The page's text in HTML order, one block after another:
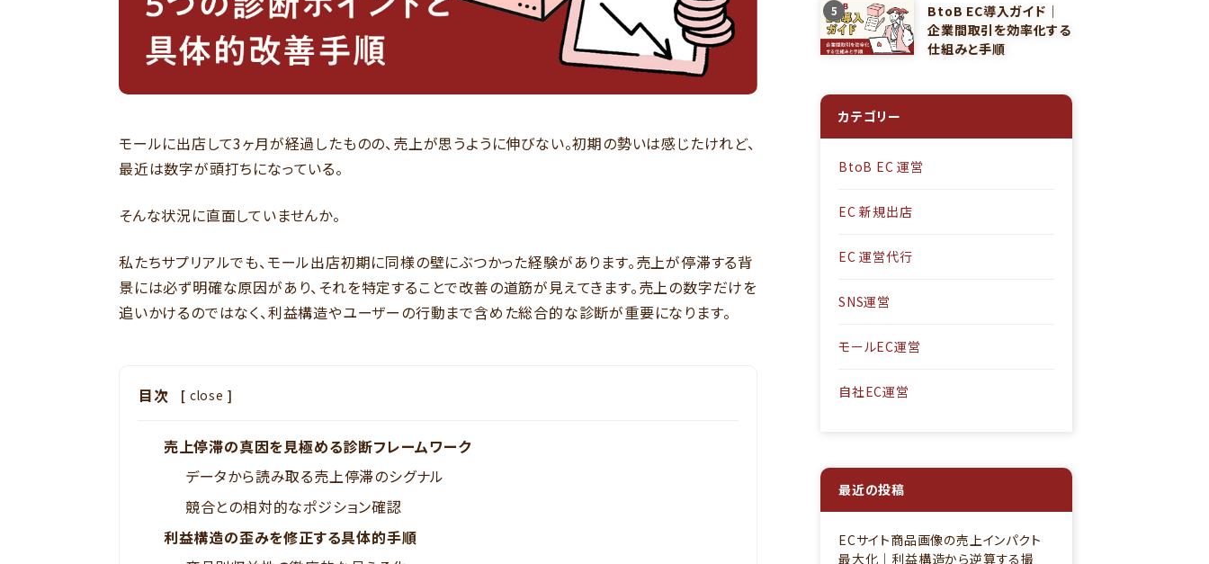
モールに出店して3ヶ月が経過したものの、売上が思うように伸びない。初期の勢いは感じたけれど、
最近は数字が頭打ちになっている。
そんな状況に直面していませんか。
私たちサプリアルでも、モール出店初期に同様の壁にぶつかった経験があります。売上が停滞する背
景には必ず明確な原因があり、それを特定することで改善の道筋が見えてきます。売上の数字だけを
追いかけるのではなく、利益構造やユーザーの行動まで含めた総合的な診断が重要になります。
目次 [ close ]
売上停滞の真因を見極める診断フレームワーク
データから読み取る売上停滞のシグナル
競合との相対的なポジション確認
利益構造の歪みを修正する具体的手順
5
BtoB EC導入ガイド｜
企業間取引を効率化する
仕組みと手順
カテゴリー
BtoB EC 運営
EC 新規出店
EC 運営代行
SNS運営
モールEC運営
自社EC運営
最近の投稿
ECサイト商品画像の売上インパクト
最大化｜利益構造から逆算する撮